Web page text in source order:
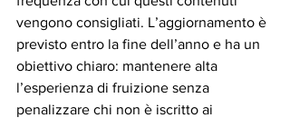
vengono consigliati. L’aggiornamento è
previsto entro la fine dell’anno e ha un
obiettivo chiaro: mantenere alta
l’esperienza di fruizione senza
penalizzare chi non è iscritto ai